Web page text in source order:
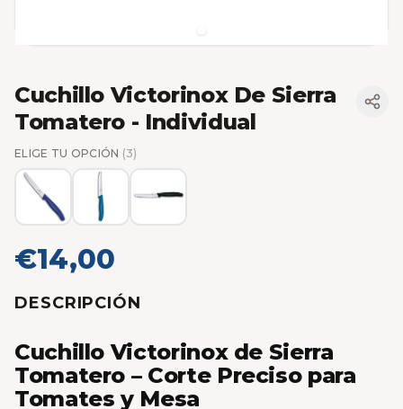
Cuchillo Victorinox De Sierra
Tomatero - Individual
ELIGE TU OPCIÓN (3)
€14,00
DESCRIPCIÓN
Cuchillo Victorinox de Sierra
Tomatero – Corte Preciso para
Tomates y Mesa